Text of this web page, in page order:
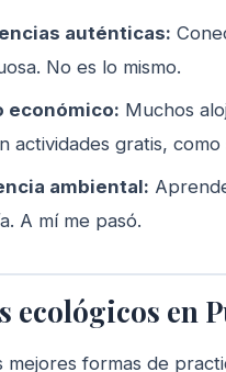
auténticas:
No es lo mismo.
económico: Muchos
actividades gratis, como
ambiental:
A mí me pasó.
ecológicos en
mejores formas de